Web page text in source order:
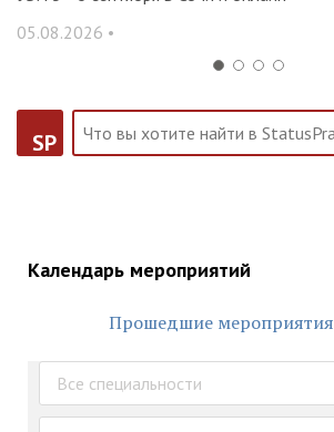
05.08.2026 •
SP
Календарь мероприятий
Прошедшие мероприятия
Все специальности